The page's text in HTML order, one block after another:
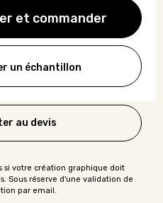
et commander
un échantillon
au devis